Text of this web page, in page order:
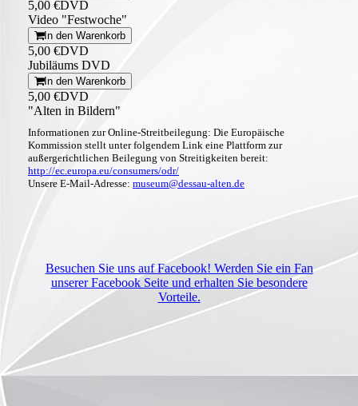
5,00 €DVD
Video "Festwoche"
In den Warenkorb
5,00 €DVD
Jubiläums DVD
In den Warenkorb
5,00 €DVD
"Alten in Bildern"
Informationen zur Online-Streitbeilegung: Die Europäische
Kommission stellt unter folgendem Link eine Plattform zur
außergerichtlichen Beilegung von Streitigkeiten bereit:
http://ec.europa.eu/consumers/odr/
Unsere E-Mail-Adresse: museum@dessau-alten.de
Besuchen Sie uns auf Facebook! Werden Sie ein Fan
unserer Facebook Seite und erhalten Sie besondere
Vorteile.